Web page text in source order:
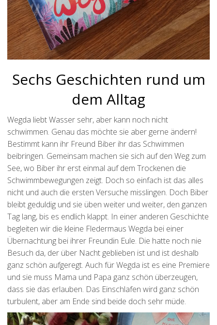
Sechs Geschichten rund um
dem Alltag
Wegda liebt Wasser sehr, aber kann noch nicht
schwimmen. Genau das möchte sie aber gerne ändern!
Bestimmt kann ihr Freund Biber ihr das Schwimmen
beibringen. Gemeinsam machen sie sich auf den Weg zum
See, wo Biber ihr erst einmal auf dem Trockenen die
Schwimmbewegungen zeigt. Doch so einfach ist das alles
nicht und auch die ersten Versuche misslingen. Doch Biber
bleibt geduldig und sie üben weiter und weiter, den ganzen
Tag lang, bis es endlich klappt. In einer anderen Geschichte
begleiten wir die kleine Fledermaus Wegda bei einer
Übernachtung bei ihrer Freundin Eule. Die hatte noch nie
Besuch da, der über Nacht geblieben ist und ist deshalb
ganz schön aufgeregt. Auch für Wegda ist es eine Premiere
und sie muss Mama und Papa ganz schön überzeugen,
dass sie das erlauben. Das Einschlafen wird ganz schön
turbulent, aber am Ende sind beide doch sehr müde.